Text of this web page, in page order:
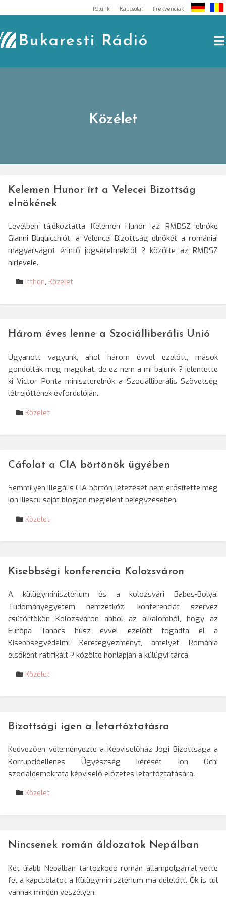
to
content
Rólunk Kapcsolat Frekvenciák
Bukaresti Rádió
Közélet
Kelemen Hunor írt a Velecei Bizottság
elnökének
Levélben tájékoztatta Kelemen Hunor, az RMDSZ elnöke
Gianni Buquicchiót, a Velencei Bizottság elnökét a romániai
magyarságot érintő jogsérelmekről ? közölte az RMDSZ
hírlevele.
Itthon, Közélet
Három éves lenne a Szociálliberális Unió
Ugyanott vagyunk, ahol három évvel ezelőtt, mások
gondolták meg magukat, de ez nem a mi bajunk ? jelentette
ki Victor Ponta miniszterelnök a Szociálliberális Szövetség
létrejöttének évfordulóján.
Közélet
Cáfolat a CIA börtönök ügyében
Semmilyen illegális CIA-börtön létezését nem erősítette meg
Ion Iliescu saját blogján megjelent bejegyzésében.
Közélet
Kisebbségi konferencia Kolozsváron
A külügyminisztérium és a kolozsvári Babes-Bolyai
Tudományegyetem nemzetközi konferenciát szervez
csütörtökön Kolozsváron abból az alkalomból, hogy az
Európa Tanács húsz évvel ezelőtt fogadta el a
Kisebbségvédelmi Keretegyezményt, amelyet Románia
elsőként ratifikált ? közölte honlapján a külügyi tárca.
Közélet
Bizottsági igen a letartóztatásra
Kedvezően véleményezte a Képviselőház Jogi Bizottsága a
Korrupcióellenes Ügyészség kérését Ion Ochi
szociáldemokrata képviselő előzetes letartóztatására.
Közélet
Nincsenek román áldozatok Nepálban
Két újabb Nepálban tartózkodó román állampolgárral vette
fel a kapcsolatot a Külügyminisztérium ma délelőtt. Ők is túl
vannak minden veszélyen.